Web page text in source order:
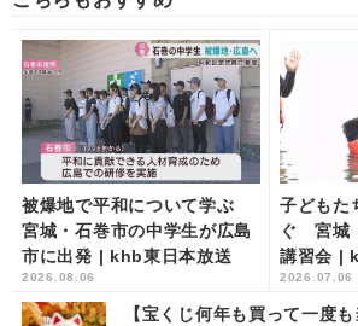
被爆地で平和について学ぶ
宮城・石巻市の中学生が広島
市に出発 | khb東日本放送
2026.08.06
子どもた
ぐ 宮城
講習会 |
2026.07.06
【宝くじ何年も買って一度